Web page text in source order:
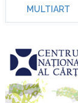
MULTIART